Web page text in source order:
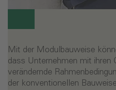
Mit der Modulbauweise
dass Unternehmen mit ihren
verändernde
der konventionellen